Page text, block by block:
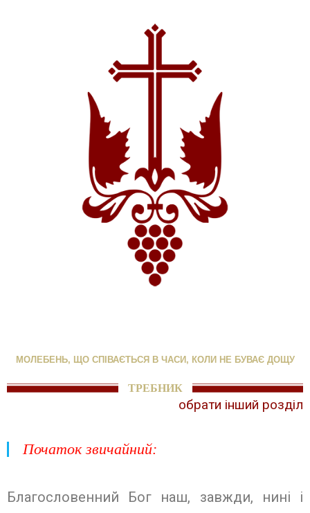
МОЛЕБЕНЬ, ЩО СПІВАЄТЬСЯ В ЧАСИ, КОЛИ НЕ БУВАЄ ДОЩУ
ТРЕБНИК
обрати інший розділ
Початок звичайний:
Благословенний Бог наш, завжди, нині і